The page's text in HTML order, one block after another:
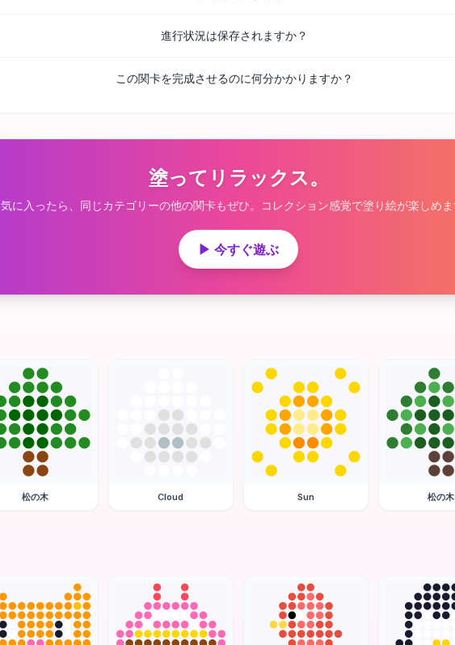
進行状況は保存されますか？
この関卡を完成させるのに何分かかりますか？
塗ってリラックス。
気に入ったら、同じカテゴリーの他の関卡もぜひ。コレクション感覚で塗り絵が楽しめま
▶ 今すぐ遊ぶ
松の木 Cloud Sun 松の木